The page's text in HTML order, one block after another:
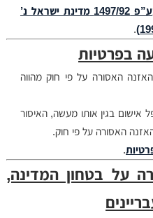
ע”פ 1497/92
מדינת ישראל נ’
‏.
בפרטיות
האזנה האסורה על פי חוק מהווה
בגין אותו מעשה, האיסור
האסורה על פי חוק.
.
על בטחון המדינה,